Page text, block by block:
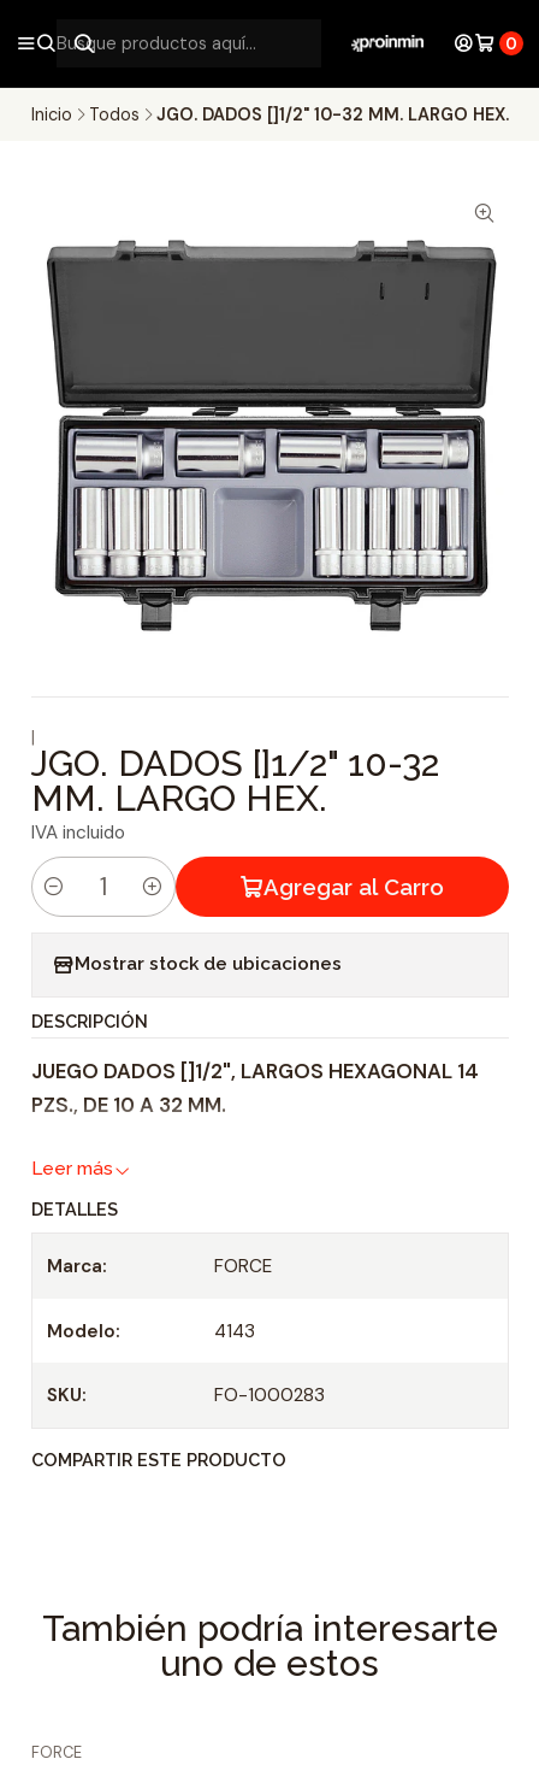
0
Inicio Todos JGO. DADOS []1/2" 10-32 MM. LARGO HEX.
|
JGO. DADOS []1/2" 10-32
MM. LARGO HEX.
IVA incluido
C
i
d
a
Agregar al Carro
Mostrar stock de ubicaciones
DESCRIPCIÓN
JUEGO DADOS []1/2", LARGOS HEXAGONAL 14
PZS., DE 10 A 32 MM.
Leer más
DETALLES
Marca: FORCE
Modelo: 4143
SKU: FO-1000283
COMPARTIR ESTE PRODUCTO
También podría interesarte
uno de estos
FORCE